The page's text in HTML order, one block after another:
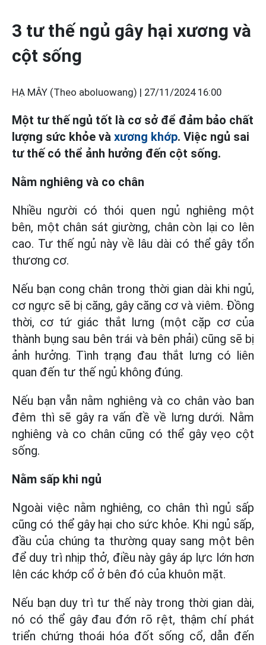
3 tư thế ngủ gây hại xương và
cột sống
HẠ MÂY (Theo aboluowang) | 27/11/2024 16:00
Một tư thế ngủ tốt là cơ sở để đảm bảo chất
lượng sức khỏe và xương khớp. Việc ngủ sai
tư thế có thể ảnh hưởng đến cột sống.
Nằm nghiêng và co chân
Nhiều người có thói quen ngủ nghiêng một
bên, một chân sát giường, chân còn lại co lên
cao. Tư thế ngủ này về lâu dài có thể gây tổn
thương cơ.
Nếu bạn cong chân trong thời gian dài khi ngủ,
cơ ngực sẽ bị căng, gây căng cơ và viêm. Đồng
thời, cơ tứ giác thắt lưng (một cặp cơ của
thành bụng sau bên trái và bên phải) cũng sẽ bị
ảnh hưởng. Tình trạng đau thắt lưng có liên
quan đến tư thế ngủ không đúng.
Nếu bạn vẫn nằm nghiêng và co chân vào ban
đêm thì sẽ gây ra vấn đề về lưng dưới. Nằm
nghiêng và co chân cũng có thể gây vẹo cột
sống.
Nằm sấp khi ngủ
Ngoài việc nằm nghiêng, co chân thì ngủ sấp
cũng có thể gây hại cho sức khỏe. Khi ngủ sấp,
đầu của chúng ta thường quay sang một bên
để duy trì nhịp thở, điều này gây áp lực lớn hơn
lên các khớp cổ ở bên đó của khuôn mặt.
Nếu bạn duy trì tư thế này trong thời gian dài,
nó có thể gây đau đớn rõ rệt, thậm chí phát
triển chứng thoái hóa đốt sống cổ, dẫn đến